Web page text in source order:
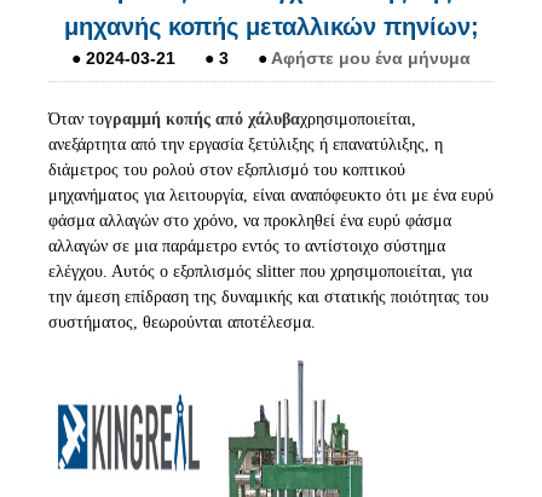
μηχανής κοπής μεταλλικών πηνίων;
● 2024-03-21 ● 3 ● Αφήστε μου ένα μήνυμα
Όταν τογραμμή κοπής από χάλυβαχρησιμοποιείται,
ανεξάρτητα από την εργασία ξετύλιξης ή επανατύλιξης, η
διάμετρος του ρολού στον εξοπλισμό του κοπτικού
μηχανήματος για λειτουργία, είναι αναπόφευκτο ότι με ένα ευρύ
φάσμα αλλαγών στο χρόνο, να προκληθεί ένα ευρύ φάσμα
αλλαγών σε μια παράμετρο εντός το αντίστοιχο σύστημα
ελέγχου. Αυτός ο εξοπλισμός slitter που χρησιμοποιείται, για
την άμεση επίδραση της δυναμικής και στατικής ποιότητας του
συστήματος, θεωρούνται αποτέλεσμα.